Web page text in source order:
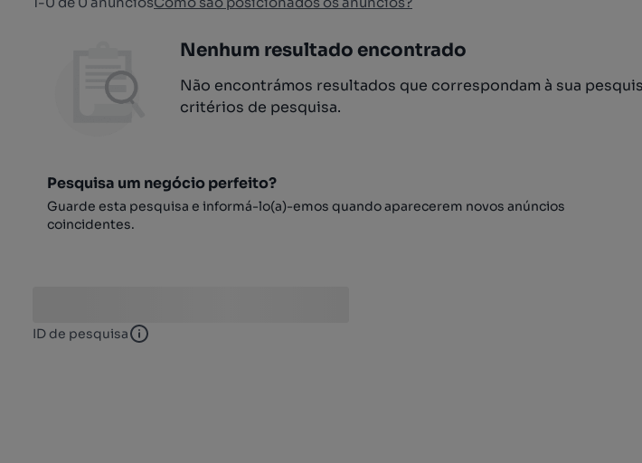
Nenhum resultado encontrado
Não encontrámos resultados que correspondam à sua
critérios de pesquisa.
Pesquisa um negócio perfeito?
Guarde esta pesquisa e informá-lo(a)-emos quando aparecerem novos anúncios
coincidentes.
ID de pesquisa ID de pesquisa